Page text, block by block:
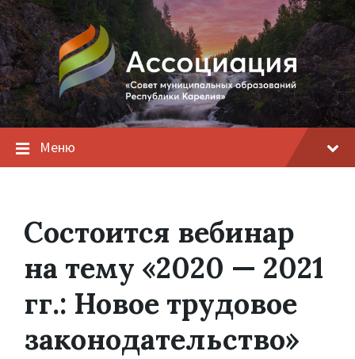
Меню
Состоится вебинар
на тему «2020 — 2021
гг.: Новое трудовое
законодательство»